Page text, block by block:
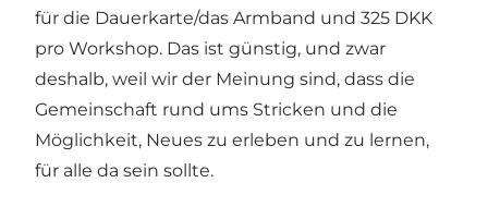
für die Dauerkarte/das Armband und 325 DKK
pro Workshop. Das ist günstig, und zwar
deshalb, weil wir der Meinung sind, dass die
Gemeinschaft rund ums Stricken und die
Möglichkeit, Neues zu erleben und zu lernen,
für alle da sein sollte.